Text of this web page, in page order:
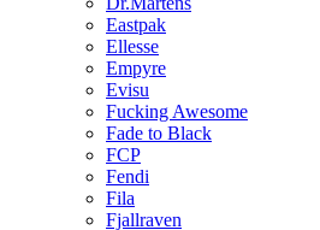
Eastpak
Ellesse
Empyre
Evisu
Fucking Awesome
Fade to Black
FCP
Fendi
Fila
Fjallraven